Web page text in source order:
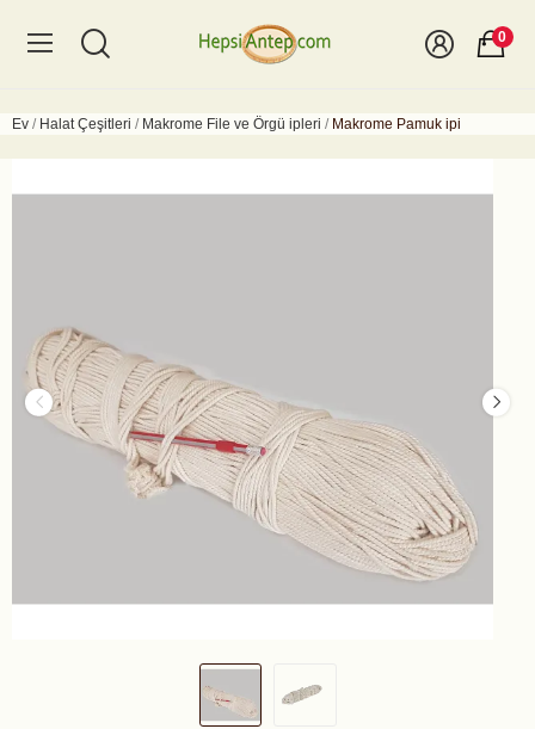
0
Ev Halat Çeşitleri Makrome File ve Örgü ipleri Makrome Pamuk ipi